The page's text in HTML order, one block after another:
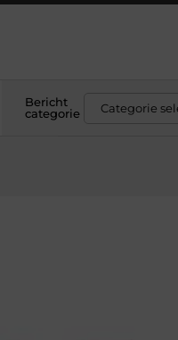
Bericht
categorie